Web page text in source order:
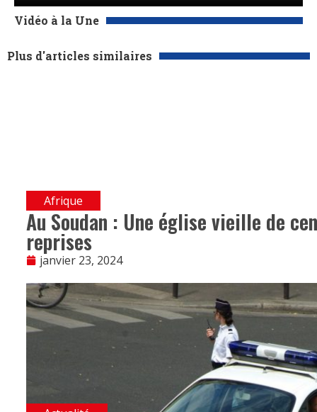
Vidéo à la Une
Plus d'articles similaires
Afrique
Au Soudan : Une église vieille de
reprises
janvier 23, 2024